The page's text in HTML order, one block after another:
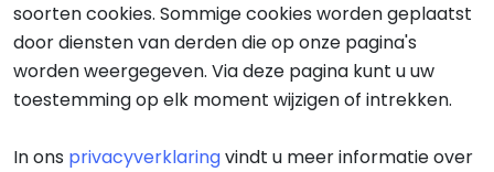
soorten cookies. Sommige cookies worden geplaatst
door diensten van derden die op onze pagina's
worden weergegeven. Via deze pagina kunt u uw
toestemming op elk moment wijzigen of intrekken.
In ons privacyverklaringvindt u meer informatie over